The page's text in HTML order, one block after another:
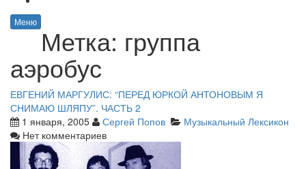
Меню
Метка: группа
аэробус
ЕВГЕНИЙ МАРГУЛИС: “ПЕРЕД ЮРКОЙ АНТОНОВЫМ Я
СНИМАЮ ШЛЯПУ”. ЧАСТЬ 2
1 января, 2005
Сергей Попов
Музыкальный Лексикон
Нет комментариев